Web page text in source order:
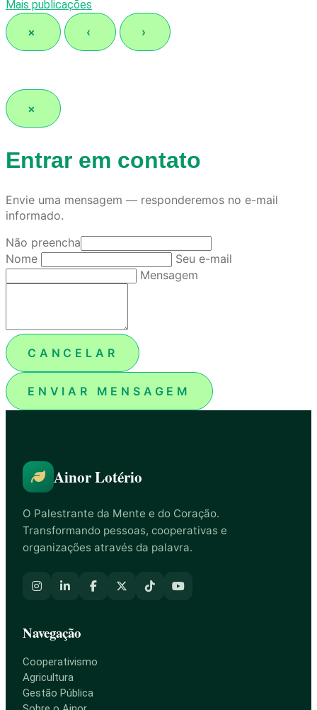
Mais publicações
× ‹ ›
×
Entrar em contato
Envie uma mensagem — responderemos no e-mail
informado.
Não preencha
Nome
Seu e-mail
Mensagem
CANCELAR
ENVIAR MENSAGEM
Ainor Lotério
O Palestrante da Mente e do Coração.
Transformando pessoas, cooperativas e
organizações através da palavra.
Navegação
Cooperativismo
Agricultura
Gestão Pública